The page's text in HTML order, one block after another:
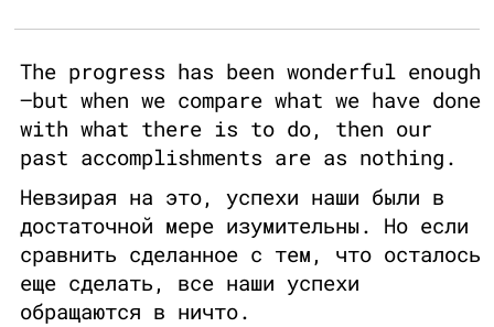
The progress has been wonderful enough
—but when we compare what we have done
with what there is to do, then our
past accomplishments are as nothing.
Невзирая на это, успехи наши были в
достаточной мере изумительны. Но если
сравнить сделанное с тем, что осталось
еще сделать, все наши успехи
обращаются в ничто.